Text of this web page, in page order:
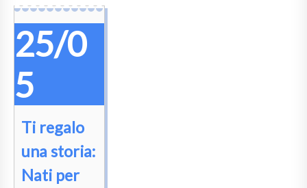
25/0
5
Ti regalo
una storia:
Nati per